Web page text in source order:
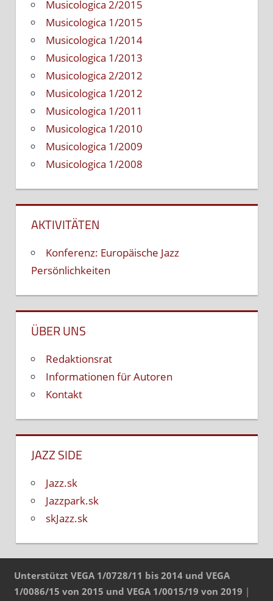
Musicologica 2/2015
Musicologica 1/2015
Musicologica 1/2014
Musicologica 1/2013
Musicologica 2/2012
Musicologica 1/2012
Musicologica 1/2011
Musicologica 1/2010
Musicologica 1/2009
Musicologica 1/2008
AKTIVITÄTEN
Konferenz: Europäische Jazz
Persönlichkeiten
ÜBER UNS
Redaktionsrat
Informationen für Autoren
Kontakt
JAZZ SIDE
Jazz.sk
Jazzpark.sk
skJazz.sk
Unterstützt VEGA 1/0728/11 bis 2014 und VEGA
1/0086/15 von 2015 und VEGA 1/0015/19 von 2019 |